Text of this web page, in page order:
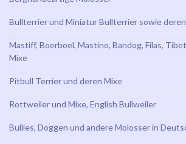
Bullterrier und Miniatur Bullterrier sowie
Mastiff, Boerboel, Mastino, Bandog, Filas,
Mixe
Pitbull Terrier und deren Mixe
Rottweiler und Mixe, English Bullweiler
Bullies, Doggen und andere Molosser in